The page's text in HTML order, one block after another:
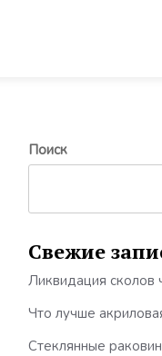
Поиск
Свежие
Ликвидация сколов
Что лучше
Стеклянные